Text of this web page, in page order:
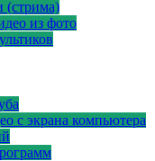
(стрима)
из фото
с экрана компьютера